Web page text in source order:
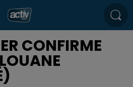
CONFIRME